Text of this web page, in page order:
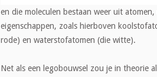
en die moleculen bestaan weer uit
eigenschappen, zoals hierboven
rode) en waterstofatomen (die witte).
Net als een legobouwsel zou je in theorie